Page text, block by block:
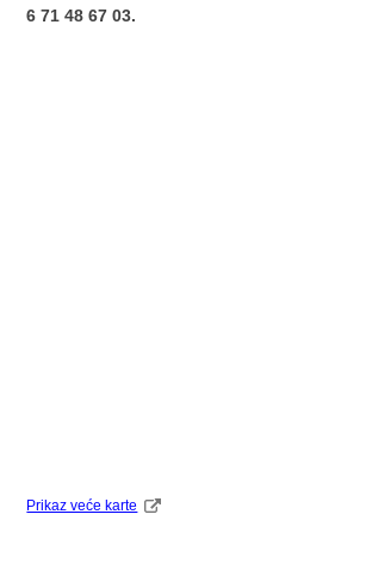
6 71 48 67 03.
Prikaz veće karte